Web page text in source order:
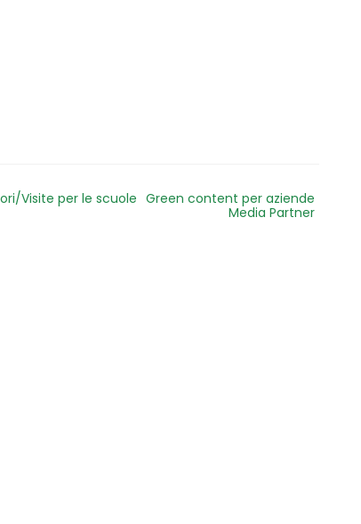
Visite per le scuole Green content per aziende
Media Partner